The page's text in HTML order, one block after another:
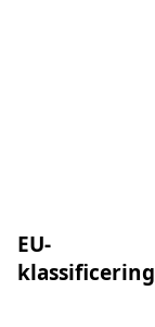
EU-
klassificering